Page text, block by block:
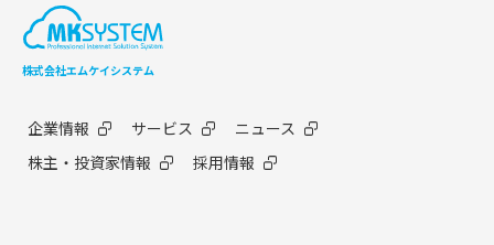
株式会社エムケイシステム
企業情報 サービス
ニュース
株主・投資家情報
採用情報